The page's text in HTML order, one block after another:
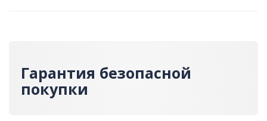
Гарантия безопасной
покупки